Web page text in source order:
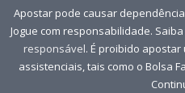
Apostar pode causar
Jogue com responsabilidade.
responsável. É proibido
assistenciais, tais como o Bolsa